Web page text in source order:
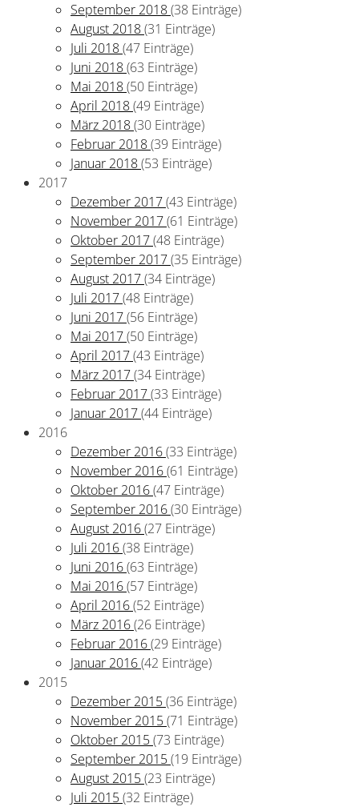
September 2018(38 Einträge)
August 2018(31 Einträge)
Juli 2018(47 Einträge)
Juni 2018(63 Einträge)
Mai 2018(50 Einträge)
April 2018(49 Einträge)
März 2018(30 Einträge)
Februar 2018(39 Einträge)
Januar 2018(53 Einträge)
2017
Dezember 2017(43 Einträge)
November 2017(61 Einträge)
Oktober 2017(48 Einträge)
September 2017(35 Einträge)
August 2017(34 Einträge)
Juli 2017(48 Einträge)
Juni 2017(56 Einträge)
Mai 2017(50 Einträge)
April 2017(43 Einträge)
März 2017(34 Einträge)
Februar 2017(33 Einträge)
Januar 2017(44 Einträge)
2016
Dezember 2016(33 Einträge)
November 2016(61 Einträge)
Oktober 2016(47 Einträge)
September 2016(30 Einträge)
August 2016(27 Einträge)
Juli 2016(38 Einträge)
Juni 2016(63 Einträge)
Mai 2016(57 Einträge)
April 2016(52 Einträge)
März 2016(26 Einträge)
Februar 2016(29 Einträge)
Januar 2016(42 Einträge)
2015
Dezember 2015(36 Einträge)
November 2015(71 Einträge)
Oktober 2015(73 Einträge)
September 2015(19 Einträge)
August 2015(23 Einträge)
Juli 2015(32 Einträge)